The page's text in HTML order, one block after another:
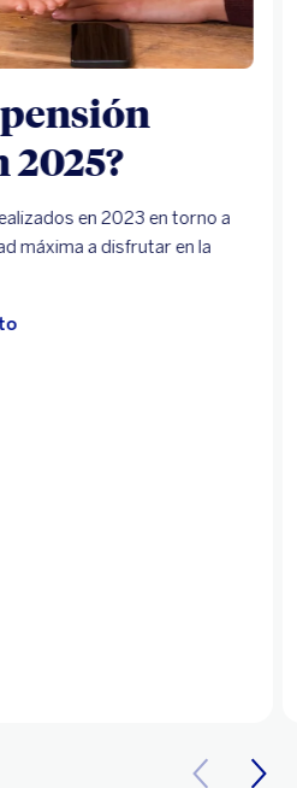
en 2023 en torno a
máxima a disfrutar en la